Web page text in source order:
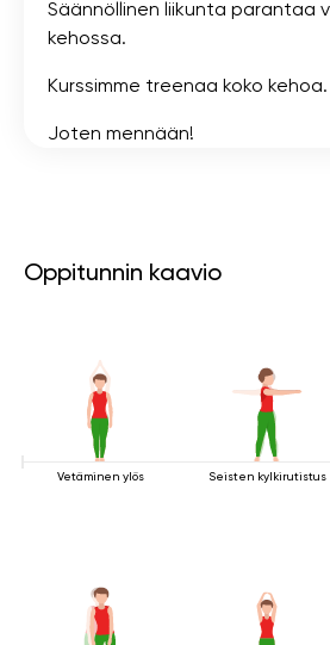
Säännöllinen liikunta parantaa
kehossa.
Kurssimme treenaa koko kehoa.
Joten mennään!
Oppitunnin kaavio
Vetäminen ylös Seisten kylkirutistus